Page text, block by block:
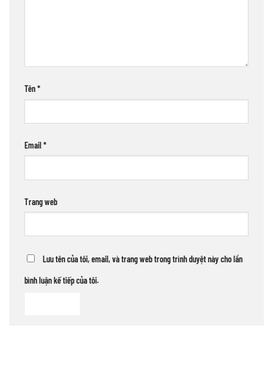
Tên*
Email*
Trang web
Lưu tên của tôi, email, và trang web trong trình duyệt này cho lần
bình luận kế tiếp của tôi.